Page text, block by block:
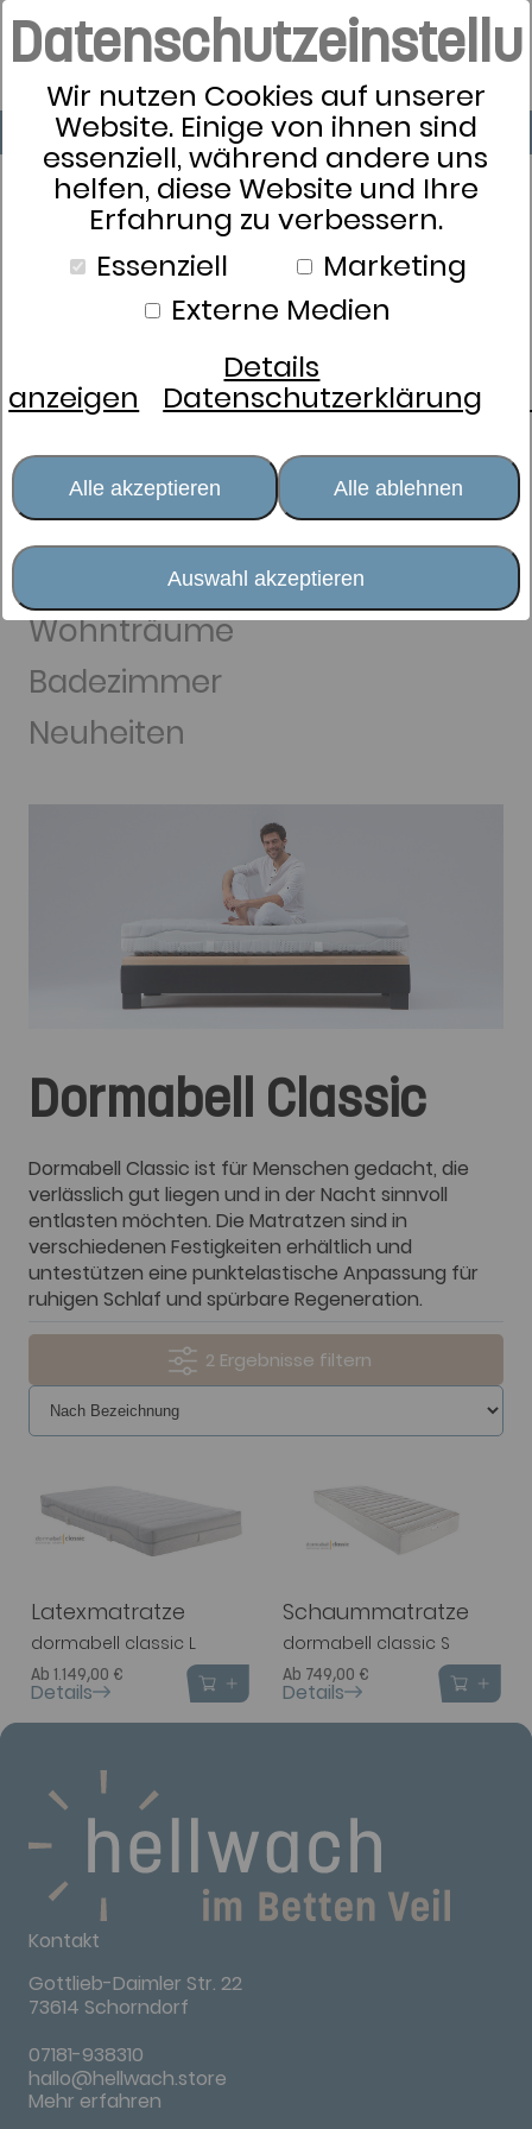
Wir nutzen Cookies auf unserer
Website. Einige von ihnen sind
essenziell, während andere uns
helfen, diese Website und Ihre
Erfahrung zu verbessern.
Essenziell
Marketing
Externe Medien
Details
anzeigen Datenschutzerklärung
Alle akzeptieren Alle ablehnen
Auswahl akzeptieren
Schlafkultur
Bettwäsche
Lattoflex
Matratzen
Rahmen
Matratzenauflagen
Schlafaccessoires
Wohnträume
Badezimmer
Neuheiten
Dormabell Classic
Dormabell Classic ist für Menschen gedacht, die
verlässlich gut liegen und in der Nacht sinnvoll
entlasten möchten. Die Matratzen sind in
verschiedenen Festigkeiten erhältlich und
untestützen eine punktelastische Anpassung für
ruhigen Schlaf und spürbare Regeneration.
2
Latexmatratze
dormabell classic L
Ab 1.149,00 €
Details
Schaummatratze
dormabell classic S
Ab 749,00 €
Details
Kontakt
Gottlieb-Daimler Str. 22
73614 Schorndorf
07181-938310
hallo@hellwach.store
Mehr erfahren